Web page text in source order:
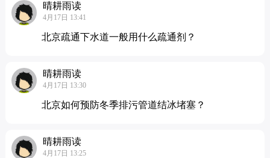
晴耕雨读
4月17日 13:41
北京疏通下水道一般用什么疏通剂？
晴耕雨读
4月17日 13:30
北京如何预防冬季排污管道结冰堵塞？
晴耕雨读
4月17日 13:25